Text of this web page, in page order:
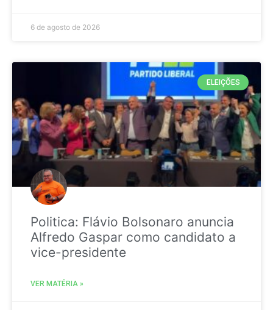
6 de agosto de 2026
ELEIÇÕES
Politica: Flávio Bolsonaro anuncia
Alfredo Gaspar como candidato a
vice-presidente
VER MATÉRIA »